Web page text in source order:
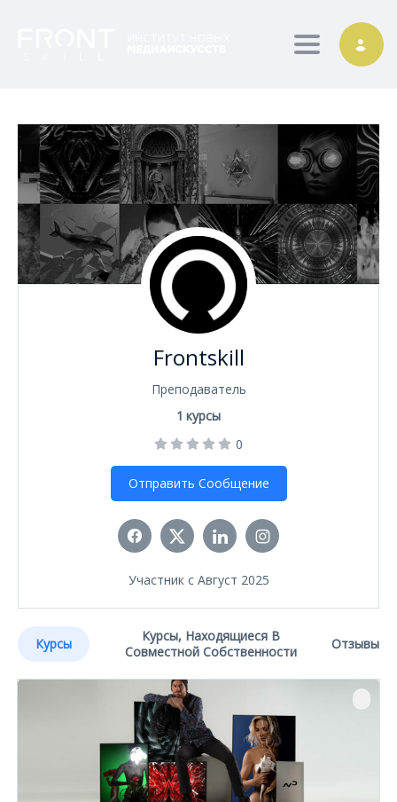
Toggle
Frontskill
Преподаватель
1 курсы
0
Отправить Сообщение
Участник с Август 2025
Курсы
Курсы, Находящиеся В
Совместной Собственности
Отзывы